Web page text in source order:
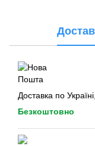
Доставка по
Безкоштовно